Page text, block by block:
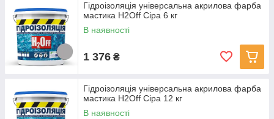
Гідроізоляція універсальна акрилова фарба
мастика H2Off Сіра 6 кг
В наявності
1 376 ₴
Гідроізоляція універсальна акрилова фарба
мастика H2Off Сіра 12 кг
В наявності